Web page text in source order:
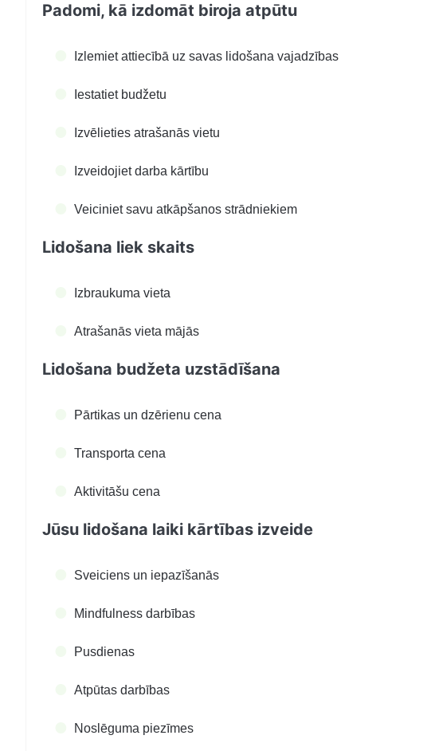
Padomi, kā izdomāt biroja atpūtu
Izlemiet attiecībā uz savas lidošana vajadzības
Iestatiet budžetu
Izvēlieties atrašanās vietu
Izveidojiet darba kārtību
Veiciniet savu atkāpšanos strādniekiem
Lidošana liek skaits
Izbraukuma vieta
Atrašanās vieta mājās
Lidošana budžeta uzstādīšana
Pārtikas un dzērienu cena
Transporta cena
Aktivitāšu cena
Jūsu lidošana laiki kārtības izveide
Sveiciens un iepazīšanās
Mindfulness darbības
Pusdienas
Atpūtas darbības
Noslēguma piezīmes